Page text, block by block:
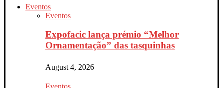
Eventos
Eventos
Expofacic lança prémio “Melhor
Ornamentação” das tasquinhas
August 4, 2026
Eventos